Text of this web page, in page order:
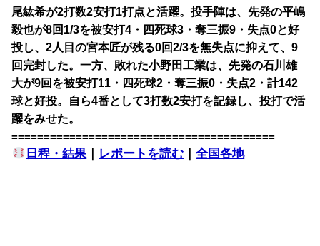
尾紘希が2打数2安打1打点と活躍。投手陣は、先発の平嶋
毅也が8回1/3を被安打4・四死球3・奪三振9・失点0と好
投し、2人目の宮本匠が残る0回2/3を無失点に抑えて、9
回完封した。一方、敗れた小野田工業は、先発の石川雄
大が9回を被安打11・四死球2・奪三振0・失点2・計142
球と好投。自ら4番として3打数2安打を記録し、投打で活
躍をみせた。
=========================================
日程・結果｜ レポートを読む ｜全国各地